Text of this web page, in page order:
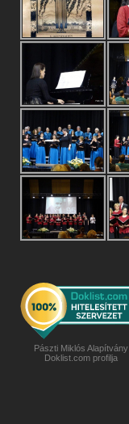
Pászti Miklós Alapítvány
Doklist.com profilja